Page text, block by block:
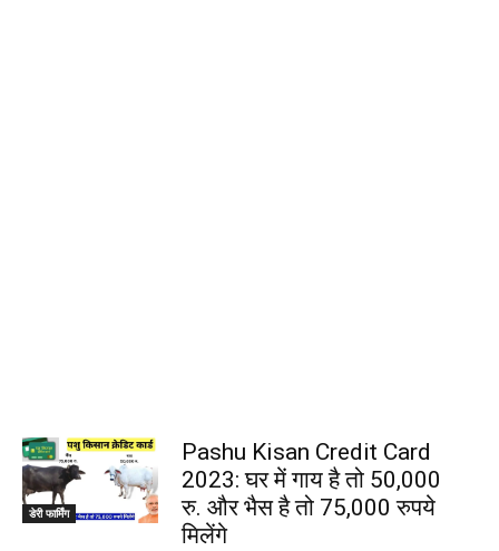
डेरी फार्मिंग
Pashu Kisan Credit Card
2023: घर में गाय है तो 50,000
रु. और भैस है तो 75,000 रुपये
मिलेंगे